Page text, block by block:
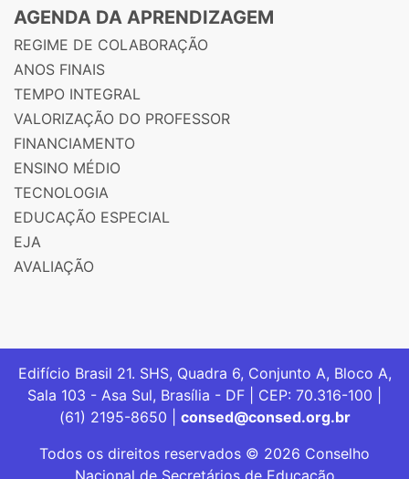
AGENDA DA APRENDIZAGEM
REGIME DE COLABORAÇÃO
ANOS FINAIS
TEMPO INTEGRAL
VALORIZAÇÃO DO PROFESSOR
FINANCIAMENTO
ENSINO MÉDIO
TECNOLOGIA
EDUCAÇÃO ESPECIAL
EJA
AVALIAÇÃO
Edifício Brasil 21. SHS, Quadra 6, Conjunto A, Bloco A,
Sala 103 - Asa Sul, Brasília - DF | CEP: 70.316-100 |
(61) 2195-8650 | consed@consed.org.br
Todos os direitos reservados © 2026 Conselho
Nacional de Secretários de Educação